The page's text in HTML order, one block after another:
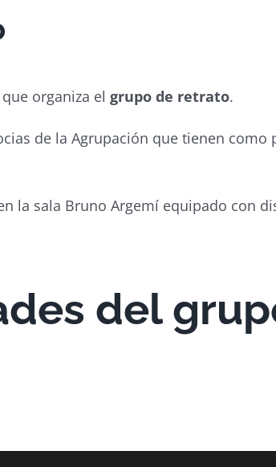
organiza el grupo de retrato.
de la Agrupación que tienen
la sala Bruno Argemí equipado con
del